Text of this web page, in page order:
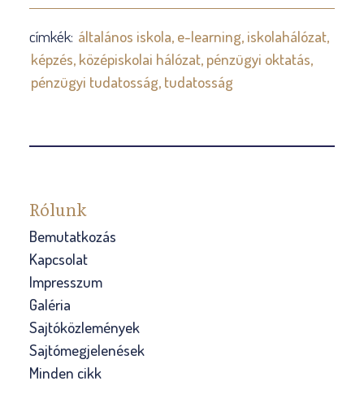
címkék: általános iskola e-learning iskolahálózat
képzés középiskolai hálózat pénzügyi oktatás
pénzügyi tudatosság tudatosság
Rólunk
Bemutatkozás
Kapcsolat
Impresszum
Galéria
Sajtóközlemények
Sajtómegjelenések
Minden cikk